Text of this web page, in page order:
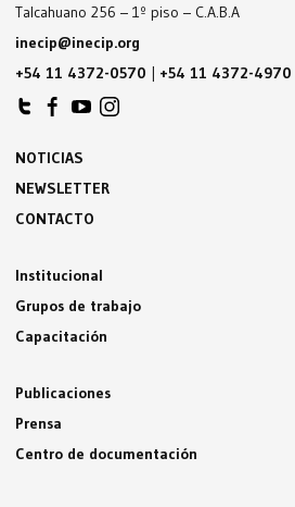
Talcahuano 256 – 1º piso – C.A.B.A
inecip@inecip.org
+54 11 4372-0570 | +54 11 4372-4970
NOTICIAS
NEWSLETTER
CONTACTO
Institucional
Grupos de trabajo
Capacitación
Publicaciones
Prensa
Centro de documentación